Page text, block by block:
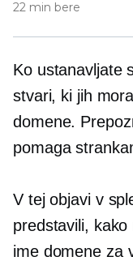
22 min bere
Ko ustanavljate
stvari, ki jih
domene.
pomaga
V tej objavi v
predstavili,
ime domene za